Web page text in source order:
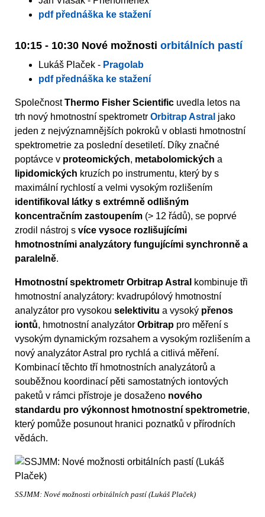
pdf přednáška ke stažení
10:15 - 10:30 Nové možnosti orbitálních pastí
Lukáš Plaček - Pragolab
pdf přednáška ke stažení
SpolečnostThermo Fisher Scientific uvedla letos na
trh nový hmotnostní spektrometr Orbitrap Astral jako
jeden z nejvýznamnějších pokroků v oblasti hmotnostní
spektrometrie za poslední desetiletí. Díky značné
poptávce v proteomických, metabolomických a
lipidomických kruzích po instrumentu, který by s
maximální rychlostí a velmi vysokým rozlišením
identifikoval látky s extrémně odlišným
koncentračním zastoupením (> 12 řádů), se poprvé
zrodil nástroj s více vysoce rozlišujícími
hmotnostními analyzátory fungujícími synchronně a
paralelně.
Hmotnostní spektrometr Orbitrap Astral kombinuje tři
hmotnostní analyzátory: kvadrupólový hmotnostní
analyzátor pro vysokou selektivitu a vysoký přenos
iontů, hmotnostní analyzátor Orbitrap pro měření s
vysokým dynamickým rozsahem a vysokým rozlišením a
nový analyzátor Astral pro rychlá a citlivá měření.
Kombinací těchto tří hmotnostních analyzátorů a
souběžnou koordinací pěti samostatných iontových
paketů v rámci přístroje je dosaženo nového
standardu pro výkonnost hmotnostní spektrometrie,
který pomůže posunout hranici poznatků v přírodních
vědách.
SSJMM: Nové možnosti orbitálních pastí (Lukáš Plaček)